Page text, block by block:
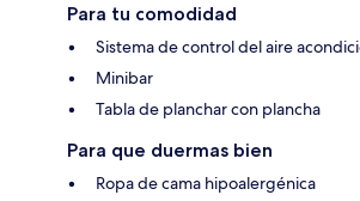
Para tu comodidad
Sistema de control del aire
Minibar
Tabla de planchar con plancha
Para que duermas bien
Ropa de cama hipoalergénica